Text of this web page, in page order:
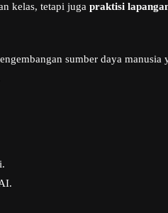
kelas, tetapi juga praktisi
sumber daya manusia